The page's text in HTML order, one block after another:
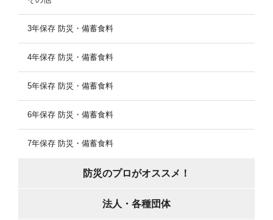
3年保存 防災・備蓄食料
4年保存 防災・備蓄食料
5年保存 防災・備蓄食料
6年保存 防災・備蓄食料
7年保存 防災・備蓄食料
防災のプロがオススメ！
法人・各種団体